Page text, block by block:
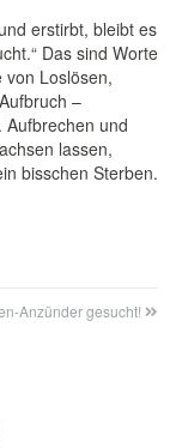
erstirbt, bleibt es
Das sind Worte
von Loslösen,
–
und
lassen,
bisschen Sterben.
Anzünder gesucht!